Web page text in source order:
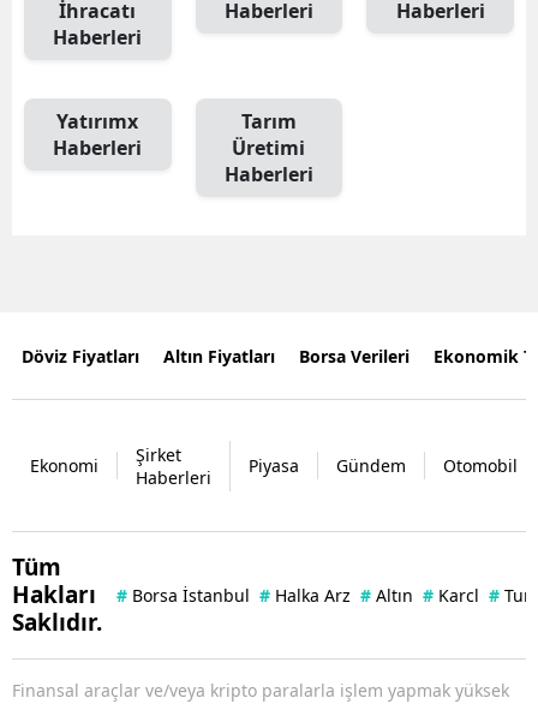
İhracatı
Haberleri
Haberleri
Haberleri
Yatırımx
Haberleri
Tarım
Üretimi
Haberleri
Döviz Fiyatları Altın Fiyatları Borsa Verileri Ekonomik
Ekonomi
Şirket
Haberleri
Piyasa Gündem Otomobil
Tüm
Hakları
Saklıdır.
# Borsa İstanbul # Halka Arz # Altın # Karcl #
Finansal araçlar ve/veya kripto paralarla işlem yapmak yüksek